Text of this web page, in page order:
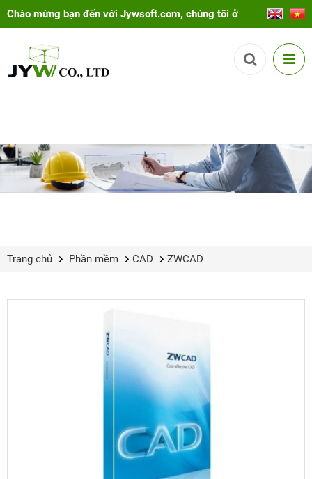
Chào mừng bạn đến với Jywsoft.com, chúng tôi ở
đây để giúp bạn!
Trang chủ Phần mềm CAD ZWCAD